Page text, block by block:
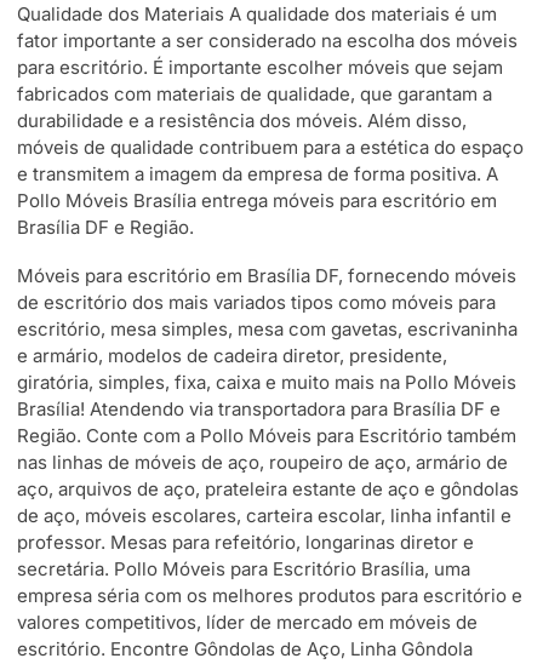
Qualidade dos Materiais A qualidade dos materiais é um
fator importante a ser considerado na escolha dos móveis
para escritório. É importante escolher móveis que sejam
fabricados com materiais de qualidade, que garantam a
durabilidade e a resistência dos móveis. Além disso,
móveis de qualidade contribuem para a estética do espaço
e transmitem a imagem da empresa de forma positiva. A
Pollo Móveis Brasília entrega móveis para escritório em
Brasília DF e Região.
Móveis para escritório em Brasília DF, fornecendo móveis
de escritório dos mais variados tipos como móveis para
escritório, mesa simples, mesa com gavetas, escrivaninha
e armário, modelos de cadeira diretor, presidente,
giratória, simples, fixa, caixa e muito mais na Pollo Móveis
Brasília! Atendendo via transportadora para Brasília DF e
Região. Conte com a Pollo Móveis para Escritório também
nas linhas de móveis de aço, roupeiro de aço, armário de
aço, arquivos de aço, prateleira estante de aço e gôndolas
de aço, móveis escolares, carteira escolar, linha infantil e
professor. Mesas para refeitório, longarinas diretor e
secretária. Pollo Móveis para Escritório Brasília, uma
empresa séria com os melhores produtos para escritório e
valores competitivos, líder de mercado em móveis de
escritório. Encontre Gôndolas de Aço, Linha Gôndola